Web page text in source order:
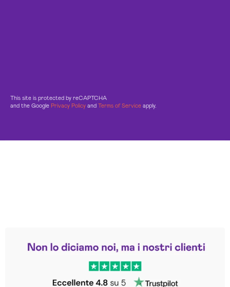
This site is protected by reCAPTCHA
and the Google Privacy Policy and Terms of Service apply.
Trustpilot